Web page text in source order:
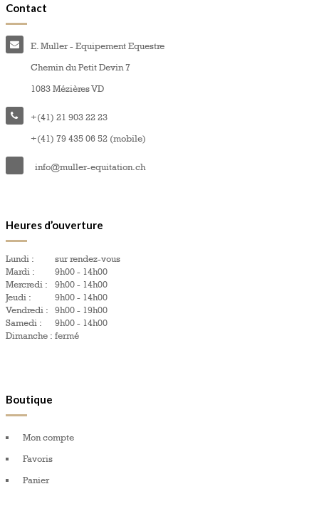
Contact
E. Muller - Equipement Equestre
Chemin du Petit Devin 7
1083 Mézières VD
+(41) 21 903 22 23
+(41) 79 435 06 52 (mobile)
info@muller-equitation.ch
Heures d’ouverture
Lundi :
sur rendez-vous
Mardi :
9h00 - 14h00
Mercredi :
9h00 - 14h00
Jeudi :
9h00 - 14h00
Vendredi :
9h00 - 19h00
Samedi :
9h00 - 14h00
Dimanche : fermé
Boutique
Mon compte
Favoris
Panier